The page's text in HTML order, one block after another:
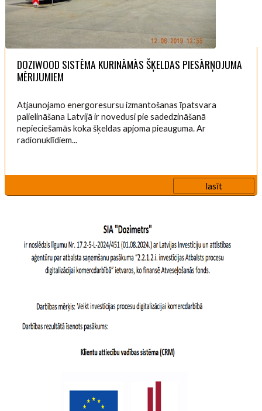
DOZIWOOD SISTĒMA KURINĀMĀS ŠĶELDAS PIESĀRŅOJUMA
MĒRIJUMIEM
Atjaunojamo energoresursu izmantošanas īpatsvara
palielināšana Latvijā ir novedusi pie sadedzināšanā
nepieciešamās koka šķeldas apjoma pieauguma. Ar
radionuklīdiem...
lasīt